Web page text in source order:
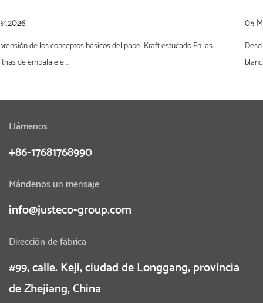
Desde una perspectiva de ciencia de materiales y adquisiciones,
Llámenos
+86-17681768990
Mándenos un mensaje
info@justeco-group.com
Dirección de fábrica
#99, calle. Keji, ciudad de Longgang, provincia
de Zhejiang, China